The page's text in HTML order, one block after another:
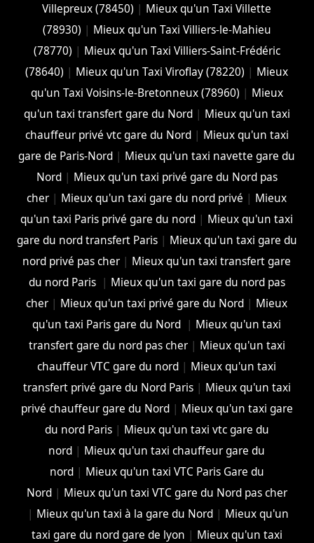
Villepreux (78450) | Mieux qu'un Taxi Villette
(78930) | Mieux qu'un Taxi Villiers-le-Mahieu
(78770) | Mieux qu'un Taxi Villiers-Saint-Frédéric
(78640) | Mieux qu'un Taxi Viroflay (78220) | Mieux
qu'un Taxi Voisins-le-Bretonneux (78960) | Mieux
qu'un taxi transfert gare du Nord| Mieux qu'un taxi
chauffeur privé vtc gare du Nord| Mieux qu'un taxi
gare de Paris-Nord | Mieux qu'un taxi navette gare du
Nord| Mieux qu'un taxi privé gare du Nord pas
cher | Mieux qu'un taxi gare du nord privé | Mieux
qu'un taxi Paris privé gare du nord | Mieux qu'un taxi
gare du nord transfert Paris| Mieux qu'un taxi gare du
nord privé pas cher | Mieux qu'un taxi transfert gare
du nord Paris | Mieux qu'un taxi gare du nord pas
cher | Mieux qu'un taxi privé gare du Nord | Mieux
qu'un taxi Paris gare du Nord | Mieux qu'un taxi
transfert gare du nord pas cher| Mieux qu'un taxi
chauffeur VTC gare du nord | Mieux qu'un taxi
transfert privé gare du Nord Paris| Mieux qu'un taxi
privé chauffeur gare du Nord| Mieux qu'un taxi gare
du nord Paris| Mieux qu'un taxi vtc gare du
nord | Mieux qu'un taxi chauffeur gare du
nord| Mieux qu'un taxi VTC Paris Gare du
Nord| Mieux qu'un taxi VTC gare du Nord pas cher
| Mieux qu'un taxi à la gare du Nord | Mieux qu'un
taxi gare du nord gare de lyon | Mieux qu'un taxi